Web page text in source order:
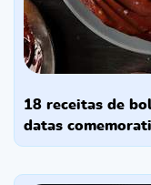
18 receitas de bolo pequeno de aniversário e
datas